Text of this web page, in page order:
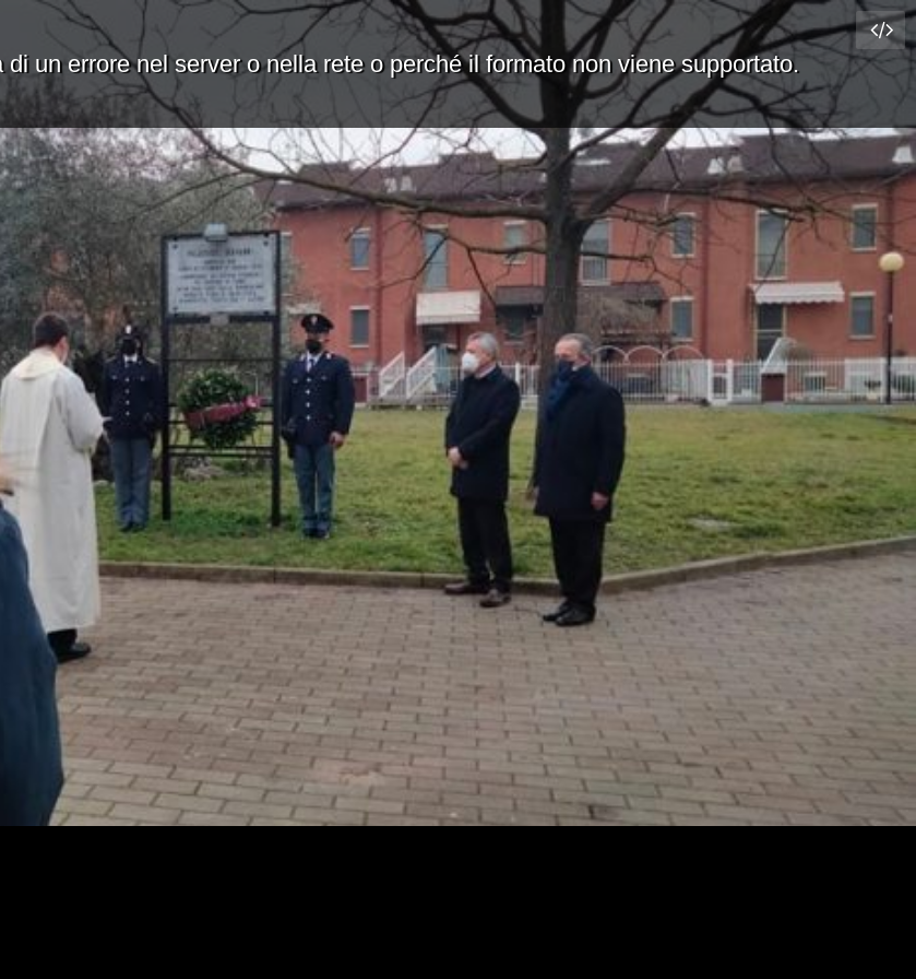
un errore nel server o nella rete o perché il formato non viene supportato.